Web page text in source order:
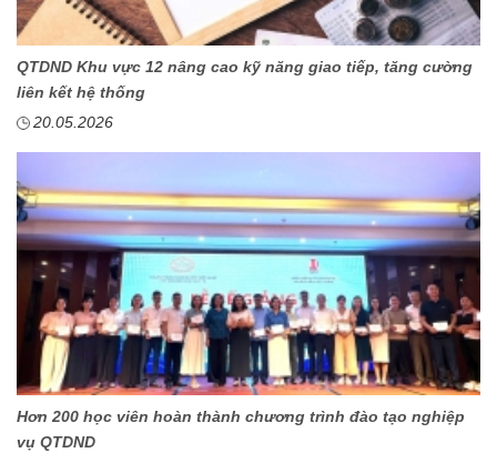
QTDND Khu vực 12 nâng cao kỹ năng giao tiếp, tăng cường
liên kết hệ thống
20.05.2026
Hơn 200 học viên hoàn thành chương trình đào tạo nghiệp
vụ QTDND